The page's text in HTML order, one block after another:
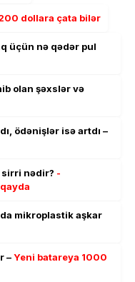
dollara çata bilər
üçün nə qədər pul
olan şəxslər və
ödənişlər isə artdı –
sirri nədir? -
mikroplastik aşkar
–Yeni batareya 1000